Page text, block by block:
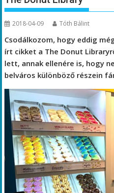
2018-04-09 Tóth Bálint
Csodálkozom, hogy eddig
írt cikket a The Donut
lett, annak ellenére is, hogy
belváros különböző részein